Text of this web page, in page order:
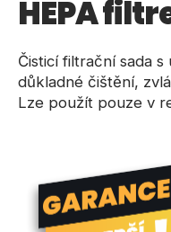
HEPA
Čisticí filtrační sada
důkladné čištění,
Lze použít pouze v
a
j
í
t
?